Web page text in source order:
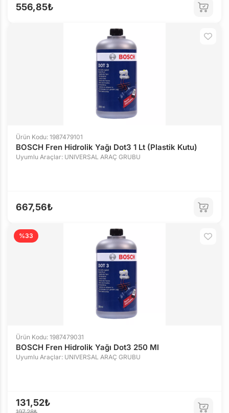
556,85₺
Ürün Kodu: 1987479101
BOSCH Fren Hidrolik Yağı Dot3 1 Lt (Plastik Kutu)
Uyumlu Araçlar: UNIVERSAL ARAÇ GRUBU
667,56₺
%33
Ürün Kodu: 1987479031
BOSCH Fren Hidrolik Yağı Dot3 250 Ml
Uyumlu Araçlar: UNIVERSAL ARAÇ GRUBU
131,52₺